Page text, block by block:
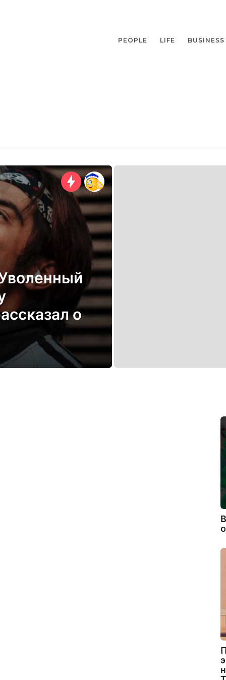
PEOPLE LIFE BUSINESS
о